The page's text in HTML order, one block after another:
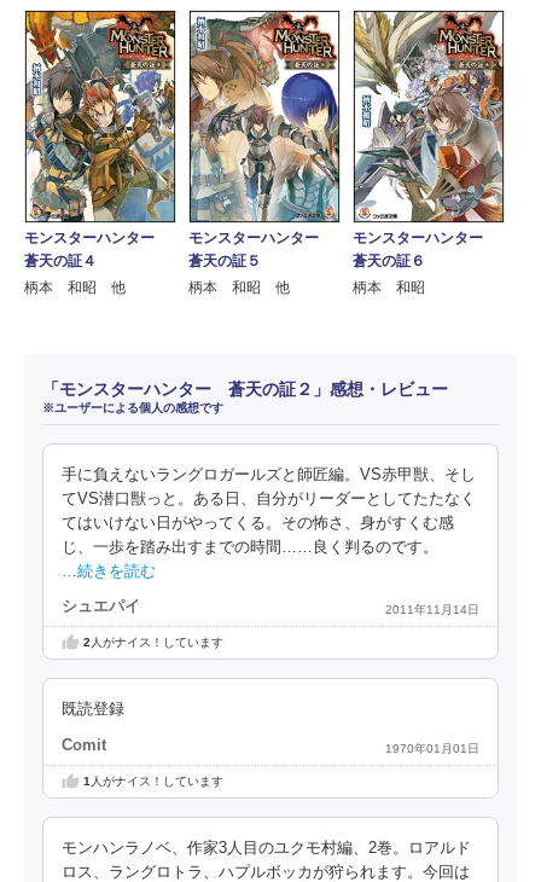
モンスターハンター
蒼天の証４
柄本 和昭 他
モンスターハンター
蒼天の証５
柄本 和昭 他
モンスターハンター
蒼天の証６
柄本 和昭
「モンスターハンター 蒼天の証２」感想・レビュー
※ユーザーによる個人の感想です
手に負えないラングロガールズと師匠編。VS赤甲獣、そし
てVS潜口獣っと。ある日、自分がリーダーとしてたたなく
てはいけない日がやってくる。その怖さ、身がすくむ感
じ、一歩を踏み出すまでの時間……良く判るのです。
…続きを読む
シュエパイ 2011年11月14日
2人がナイス！しています
既読登録
Comit 1970年01月01日
1 人がナイス！しています
モンハンラノベ、作家3人目のユクモ村編、2巻。ロアルド
ロス、ラングロトラ、ハプルボッカが狩られます。今回は